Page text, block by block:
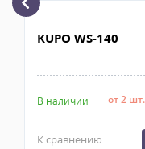
Доставка по
Отправку заказа
в течении 2-4х
KUPO WS-140
В наличии от 2 шт.
К сравнению